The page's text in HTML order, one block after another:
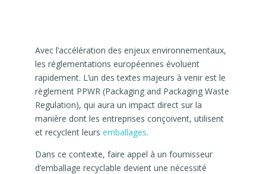
Avec l’accélération des enjeux environnementaux,
les réglementations européennes évoluent
rapidement. L’un des textes majeurs à venir est le
règlement PPWR (Packaging and Packaging Waste
Regulation), qui aura un impact direct sur la
manière dont les entreprises conçoivent, utilisent
et recyclent leursemballages.
Dans ce contexte, faire appel à un fournisseur
d’emballage recyclable devient une nécessité